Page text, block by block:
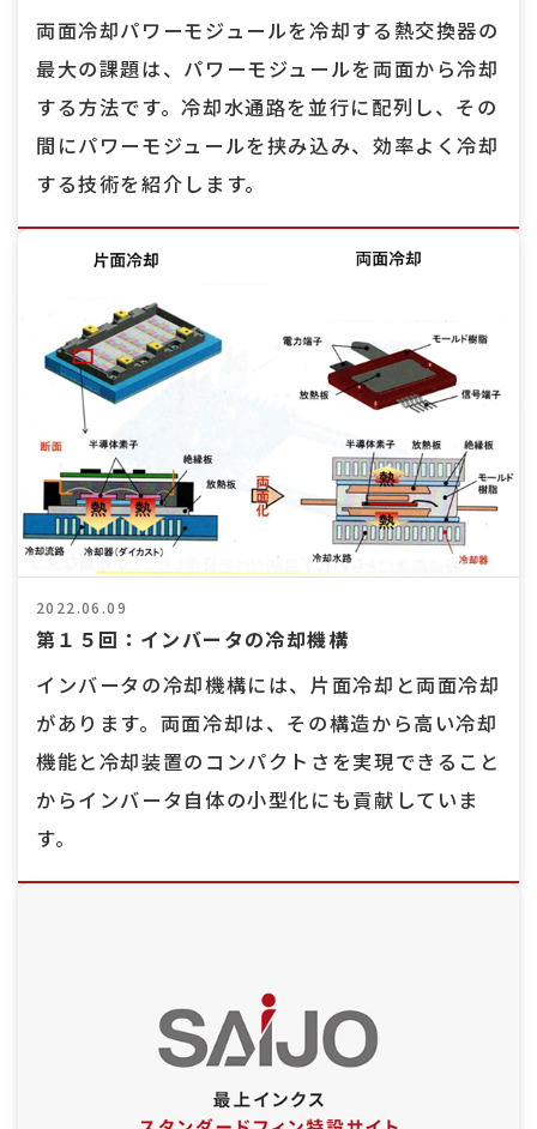
両面冷却パワーモジュールを冷却する熱交換器の
最大の課題は、パワーモジュールを両面から冷却
する方法です。冷却水通路を並行に配列し、その
間にパワーモジュールを挟み込み、効率よく冷却
する技術を紹介します。
2022.06.09
第１５回：インバータの冷却機構
インバータの冷却機構には、片面冷却と両面冷却
があります。両面冷却は、その構造から高い冷却
機能と冷却装置のコンパクトさを実現できること
からインバータ自体の小型化にも貢献していま
す。